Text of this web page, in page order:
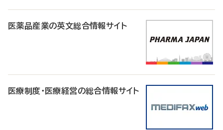
医薬品産業の英文総合情報サイト
医療制度・医療経営の総合情報サイト